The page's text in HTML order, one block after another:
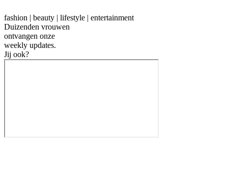
fashion | beauty | lifestyle | entertainment
Duizenden vrouwen
ontvangen onze
weekly updates.
Jij ook?